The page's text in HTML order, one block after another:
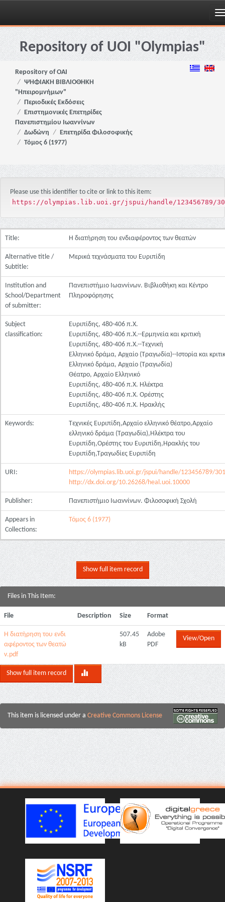
Skip
navigationRepository of UOI "Olympias"
Repository of OAI
ΨΗΦΙΑΚΗ ΒΙΒΛΙΟΘΗΚΗ
"Ηπειρομνήμων"
Περιοδικές Εκδόσεις
Επιστημονικές Επετηρίδες
Πανεπιστημίου Ιωαννίνων
Δωδώνη
Επετηρίδα Φιλοσοφικής
Τόμος 6 (1977)
Please use this identifier to cite or link to this item:
https://olympias.lib.uoi.gr/jspui/handle/123456789/
Title: Η διατήρηση του ενδιαφέροντος των θεατών
Alternative title /
Subtitle:
Μερικά τεχνάσματα του Ευριπίδη
Institution and
School/Department
of submitter:
Πανεπιστήμιο Ιωαννίνων. Βιβλιοθήκη και Κέντρο
Πληροφόρησης
Subject
classification:
Ευριπίδης, 480-406 π.Χ.
Ευριπίδης, 480-406 π.Χ.--Ερμηνεία και κριτική
Ευριπίδης, 480-406 π.Χ.--Τεχνική
Ελληνικό δράμα, Αρχαίο (Τραγωδία)--Ιστορία και
Ελληνικό δράμα, Αρχαίο (Τραγωδία)
Θέατρο, Αρχαίο Ελληνικό
Ευριπίδης, 480-406 π.Χ. Ηλέκτρα
Ευριπίδης, 480-406 π.Χ. Ορέστης
Ευριπίδης, 480-406 π.Χ. Ηρακλής
Keywords:
Τεχνικές Ευριπίδη,Αρχαίο ελληνικό θέατρο,Αρχαίο
ελληνικό δράμα (Τραγωδία),Ηλέκτρα του
Ευριπίδη,Ορέστης του Ευριπίδη,Ηρακλής του
Ευριπίδη,Τραγωδίες Ευριπίδη
URI:
https://olympias.lib.uoi.gr/jspui/handle/123456789/
http://dx.doi.org/10.26268/heal.uoi.10000
Publisher: Πανεπιστήμιο Ιωαννίνων. Φιλοσοφική Σχολή
Appears in
Collections:
Τόμος 6 (1977)
Show full item record
Files in This Item:
File Description Size Format
Η διατήρηση του ενδι
αφέροντος των θεατώ
ν.pdf
507.45
kB
Adobe
PDF
View/Open
Show full item record
This item is licensed under a Creative Commons License